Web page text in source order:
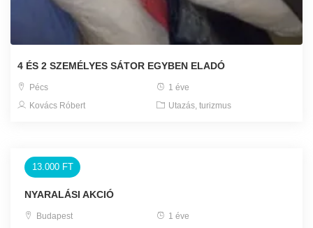
4 ÉS 2 SZEMÉLYES SÁTOR EGYBEN ELADÓ
Pécs
1 éve
Kovács Róbert
Utazás, turizmus
13.000 FT
NYARALÁSI AKCIÓ
Budapest
1 éve